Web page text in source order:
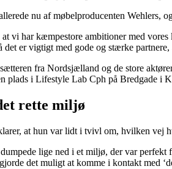
nu af møbelproducenten Wehlers,
vi har kæmpestore ambitioner med
det er vigtigt med gode og stærke partnere,
fra Nordsjælland og de store
plads i Lifestyle Lab Cph på Bredgade i
rette miljø
at hun var lidt i tvivl om, hvilken vej
lige ned i et miljø, der var
det muligt at komme i kontakt med